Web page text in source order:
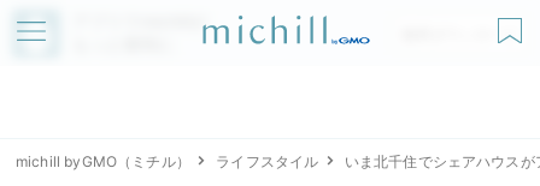
アプリでmichillが
無料ダウンロード
michill byGMO（ミチル） ライフスタイル いま北千住でシェアハウス